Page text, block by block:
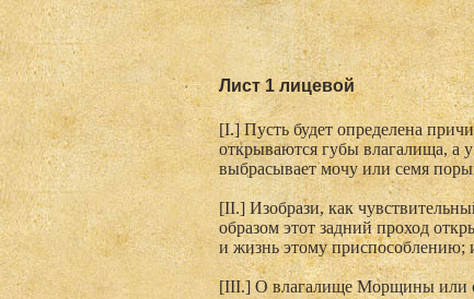
Лист 1 лицевой
[I.] Пусть будет определена
открываются губы влагалища, а
выбрасывает мочу или семя
[II.] Изобрази, как
образом этот задний проход
и жизнь этому приспособлению;
[III.] О влагалище Морщины или